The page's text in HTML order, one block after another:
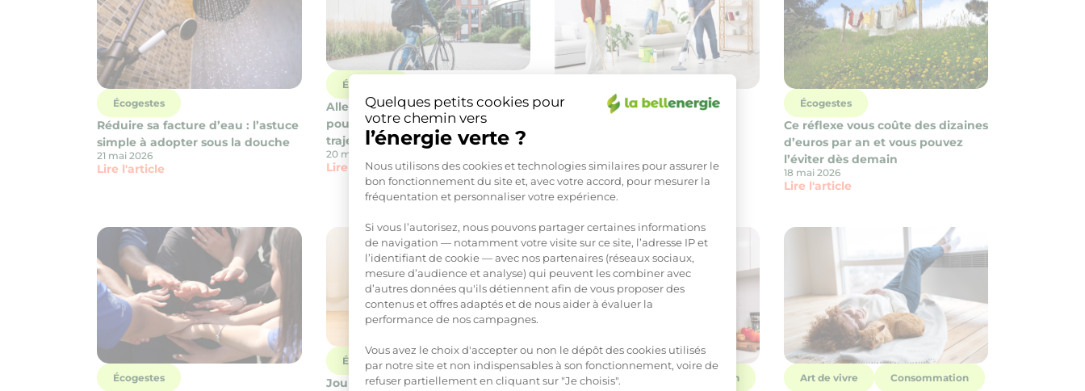
Quelques petits cookies pour
votre chemin vers
l’énergie verte ?
Plateforme de Gestion du Consentement : Personnalisez vos Options
Nous utilisons des cookies et technologies similaires pour assurer le
bon fonctionnement du site et, avec votre accord, pour mesurer la
fréquentation et personnaliser votre expérience.
Si vous l’autorisez, nous pouvons partager certaines informations
de navigation — notamment votre visite sur ce site, l’adresse IP et
l’identifiant de cookie — avec nos partenaires (réseaux sociaux,
mesure d’audience et analyse) qui peuvent les combiner avec
d’autres données qu'ils détiennent afin de vous proposer des
contenus et offres adaptés et de nous aider à évaluer la
performance de nos campagnes.
Vous avez le choix d'accepter ou non le dépôt des cookies utilisés
par notre site et non indispensables à son fonctionnement, voire de
refuser partiellement en cliquant sur "Je choisis".
Axeptio consent
Écogestes
Réduire sa facture d’eau : l’astuce
simple à adopter sous la douche
21 mai 2026
Lire l'article
Écogestes
Aller au travail à vélo : combien
pouvez-vous économiser sur votre
trajet ?
20 mai 2026
Lire l'article
Écogestes
dépenses
19 mai 2026
Lire l'article
Écogestes
Ce réflexe vous coûte des dizaines
d’euros par an et vous pouvez
l’éviter dès demain
18 mai 2026
Lire l'article
Écogestes
Écogestes
Journée mondiale du recyclage :
Art de vivre Consommation Art de vivre Consommation